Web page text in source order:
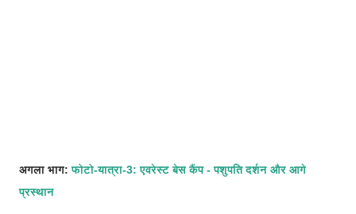
अगला भाग:फोटो-यात्रा-3: एवरेस्ट बेस कैंप - पशुपति दर्शन और आगे
प्रस्थान